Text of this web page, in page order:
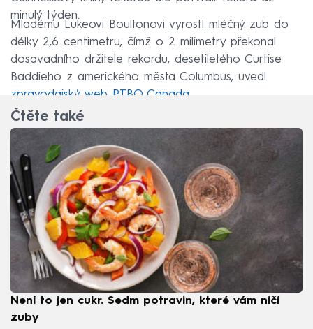
minulý týden.
Mladému Lukeovi Boultonovi vyrostl mléčný zub do
délky 2,6 centimetru, čímž o 2 milimetry překonal
dosavadního držitele rekordu, desetiletého Curtise
Baddieho z amerického města Columbus, uvedl
zpravodajský web PTBO Canada
Čtěte také
Není to jen cukr. Sedm potravin, které vám ničí
zuby